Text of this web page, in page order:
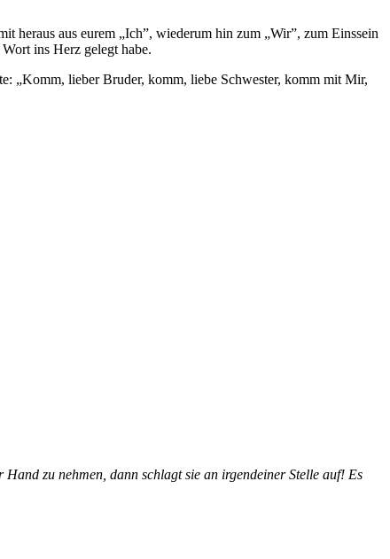
heraus aus eurem „Ich”, wiederum hin zum „Wir”, zum Einssein
ins Herz gelegt habe.
„Komm, lieber Bruder, komm, liebe Schwester, komm mit Mir,
zu nehmen, dann schlagt sie an irgendeiner Stelle auf! Es